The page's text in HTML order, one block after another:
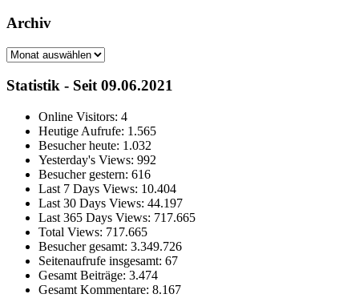
Archiv
Archiv
Statistik - Seit 09.06.2021
Online Visitors: 4
Heutige Aufrufe: 1.565
Besucher heute: 1.032
Yesterday's Views: 992
Besucher gestern: 616
Last 7 Days Views: 10.404
Last 30 Days Views: 44.197
Last 365 Days Views: 717.665
Total Views: 717.665
Besucher gesamt: 3.349.726
Seitenaufrufe insgesamt: 67
Gesamt Beiträge: 3.474
Gesamt Kommentare: 8.167